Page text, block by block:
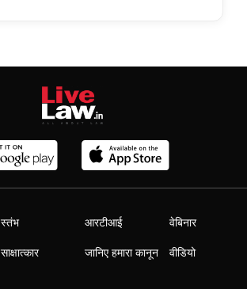
स्तंभ
साक्षात्कार
आरटीआई
जानिए हमारा कानून
वेबिनार
वीडियो